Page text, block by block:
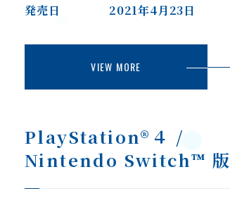
発売日
2021年4月23日
VIEW MORE
PlayStation®４ /
Nintendo Switch™ 版